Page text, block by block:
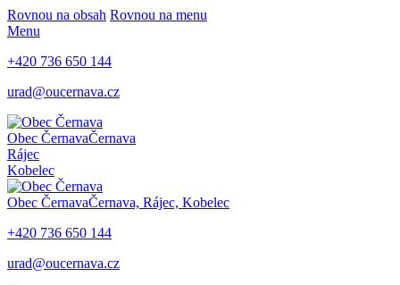
Rovnou na obsah Rovnou na menu
Menu
+420 736 650 144
urad@oucernava.cz
Obec ČernavaČernava
Rájec
Kobelec
Obec ČernavaČernava, Rájec, Kobelec
+420 736 650 144
urad@oucernava.cz